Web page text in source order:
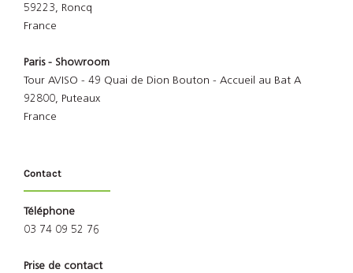
59223, Roncq
France
Paris - Showroom
Tour AVISO - 49 Quai de Dion Bouton - Accueil au Bat A
92800, Puteaux
France
Contact
Téléphone
03 74 09 52 76
Prise de contact